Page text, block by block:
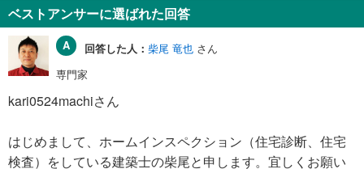
ベストアンサーに選ばれた回答
回答した人： 柴尾 竜也 さん
専門家
kari0524machiさん
はじめまして、ホームインスペクション（住宅診断、住宅
検査）をしている建築士の柴尾と申します。宜しくお願い